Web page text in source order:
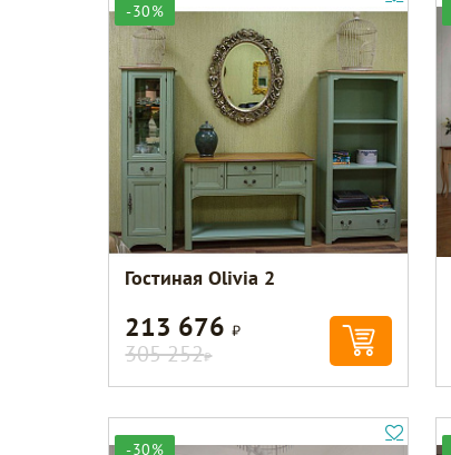
-30%
Гостиная Olivia 2
213 676Р
305 252Р
-30%